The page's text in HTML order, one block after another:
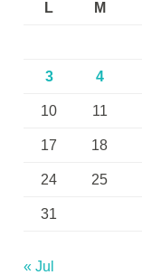
L
M
3 4
10 11
17 18
24 25
31
« Jul